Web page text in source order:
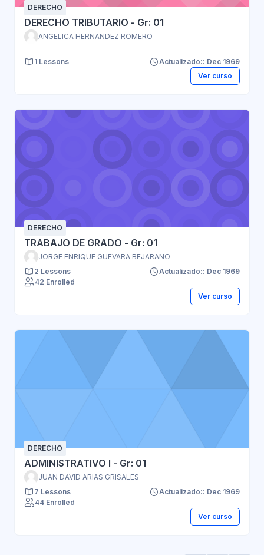
DERECHO
DERECHO TRIBUTARIO - Gr: 01
ANGELICA HERNANDEZ ROMERO
1 Lessons
Actualizado:: Dec 1969
Ver curso
DERECHO
TRABAJO DE GRADO - Gr: 01
JORGE ENRIQUE GUEVARA BEJARANO
2 Lessons
Actualizado:: Dec 1969
42 Enrolled
Ver curso
DERECHO
ADMINISTRATIVO I - Gr: 01
JUAN DAVID ARIAS GRISALES
7 Lessons
Actualizado:: Dec 1969
44 Enrolled
Ver curso